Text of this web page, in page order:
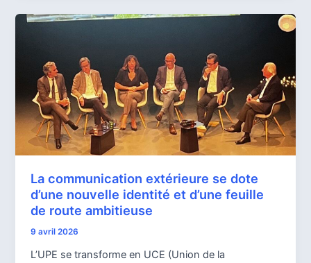
La communication extérieure se dote
d’une nouvelle identité et d’une feuille
de route ambitieuse
9 avril 2026
L’UPE se transforme en UCE (Union de la